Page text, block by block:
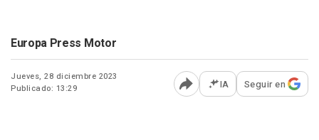
Europa Press Motor
Jueves, 28 diciembre 2023
Publicado: 13:29
Abrir opciones para
IA Seguir en